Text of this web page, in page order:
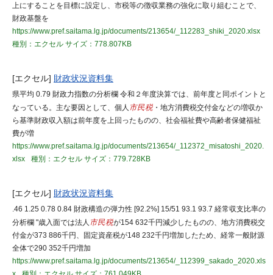
上にすることを目標に設定し、市税等の徴収業務の強化に取り組むことで、
財政基盤を
https://www.pref.saitama.lg.jp/documents/213654/_112283_shiki_2020.xlsx
種別：エクセル サイズ：778.807KB
[エクセル] 財政状況資料集
県平均 0.79 財政力指数の分析欄 令和２年度決算では、前年度と同ポイントと
なっている。主な要因として、個人 市民税 ・地方消費税交付金などの増収か
ら基準財政収入額は前年度を上回ったものの、社会福祉費や高齢者保健福祉
費が増
https://www.pref.saitama.lg.jp/documents/213654/_112372_misatoshi_2020.
xlsx
種別：エクセル サイズ：779.728KB
[エクセル] 財政状況資料集
.46 1.25 0.78 0.84 財政構造の弾力性 [92.2%] 15/51 93.1 93.7 経常収支比率の
分析欄 "歳入面では法人 市民税が154 632千円減少したものの、地方消費税交
付金が373 886千円、固定資産税が148 232千円増加したため、経常一般財源
全体で290 352千円増加
https://www.pref.saitama.lg.jp/documents/213654/_112399_sakado_2020.xls